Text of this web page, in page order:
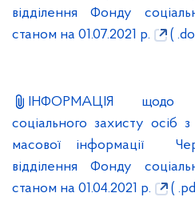
відділення Фонду
станом на 01.07.2021 р.
(
ІНФОРМАЦІЯ щодо
соціального захисту осіб
масової інформації
відділення Фонду
станом на 01.04.2021 р.
(